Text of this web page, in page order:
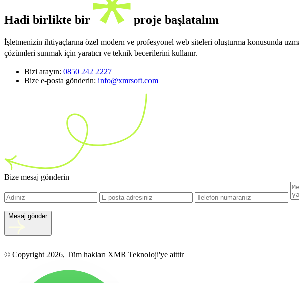
Hadi birlikte bir proje başlatalım
İşletmenizin ihtiyaçlarına özel modern ve profesyonel web siteleri oluşturma konusunda
çözümleri sunmak için yaratıcı ve teknik becerilerini kullanır.
Bizi arayın: 0850 242 2227
Bize e-posta gönderin: info@xmrsoft.com
Bize mesaj gönderin
Mesaj gönder
© Copyright 2026, Tüm hakları XMR Teknoloji'ye aittir